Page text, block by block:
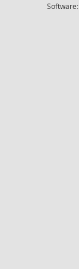
Software: